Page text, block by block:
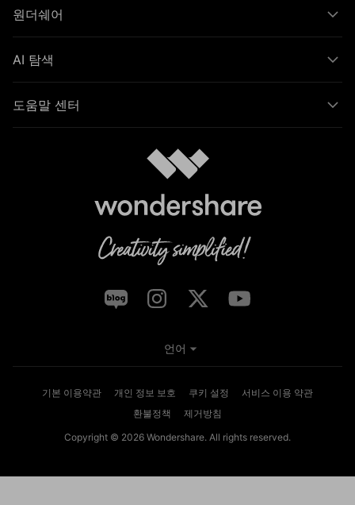
원더쉐어
AI 탐색
도움말 센터
기본 이용약관 개인 정보 보호 쿠키 설정
서비스 이용 약관
환불정책
제거방침
Copyright © 2026 Wondershare. All rights reserved.
언어